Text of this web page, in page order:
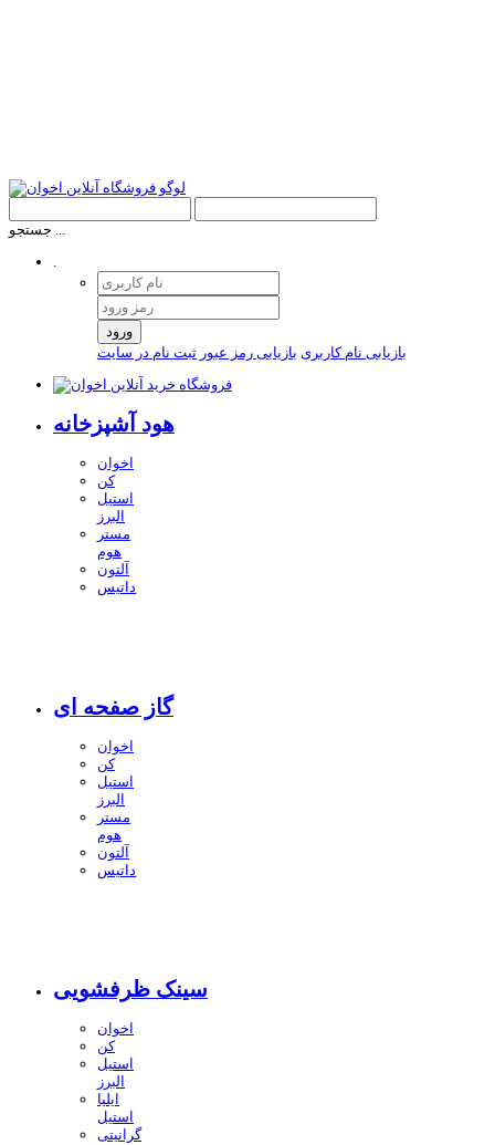
جستجو ...
.
ورود
بازیابی نام کاربری بازیابی رمز عبور ثبت نام در سایت
هود آشپزخانه
اخوان
کن
استیل
البرز
مستر
هوم
آلتون
داتیس
گاز صفحه ای
اخوان
کن
استیل
البرز
مستر
هوم
آلتون
داتیس
سینک ظرفشویی
اخوان
کن
استیل
البرز
ایلیا
استیل
گرانیتی